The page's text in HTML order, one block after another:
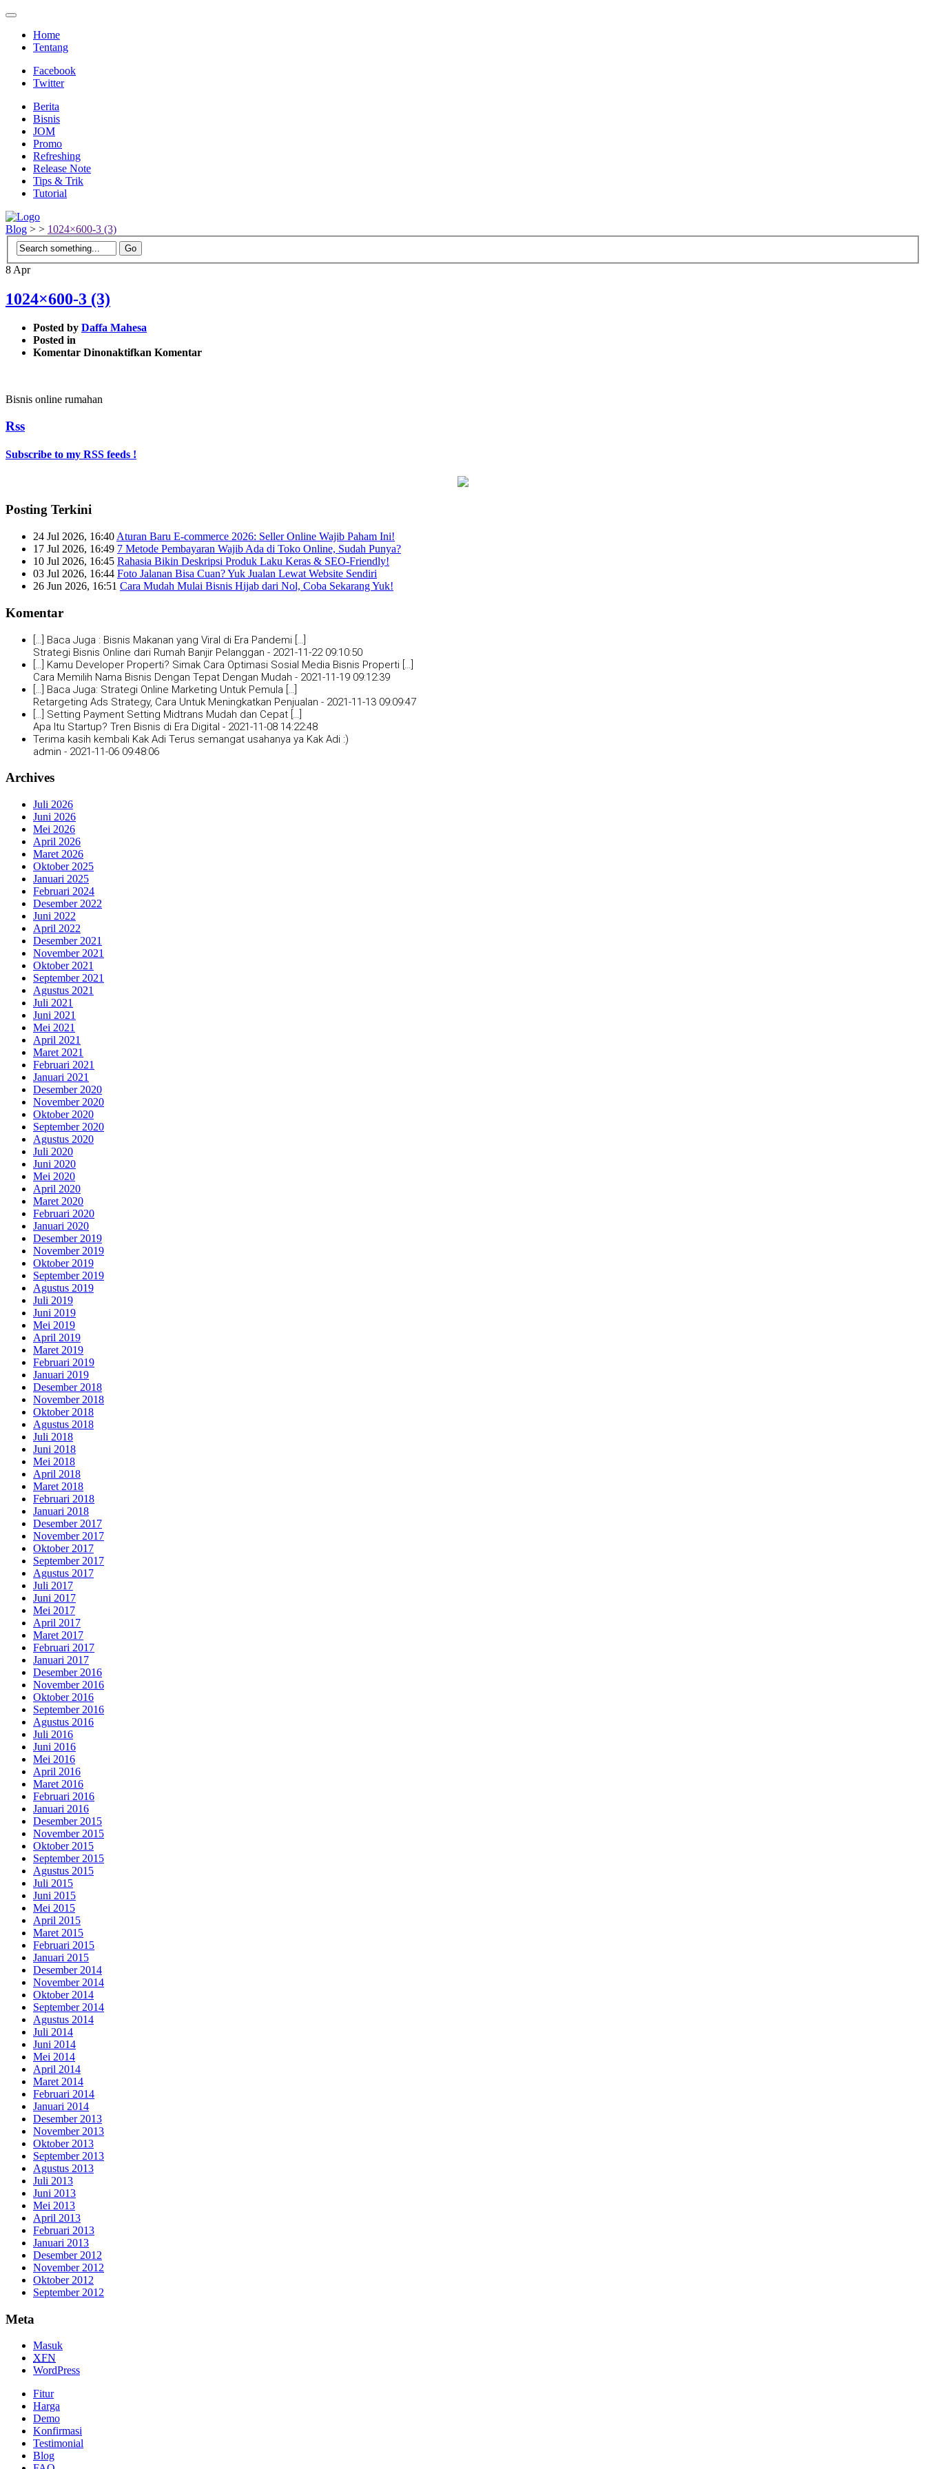
Home
Tentang
Facebook
Twitter
Berita
Bisnis
JOM
Promo
Refreshing
Release Note
Tips & Trik
Tutorial
Blog > > 1024×600-3 (3)
8 Apr
1024×600-3 (3)
Posted by Daffa Mahesa
Posted in
Komentar Dinonaktifkan pada
Komentar
Bisnis online rumahan
Rss
Subscribe to my RSS feeds !
Posting Terkini
24 Jul 2026, 16:40 Aturan Baru E-commerce 2026: Seller Online Wajib Paham Ini!
17 Jul 2026, 16:49 7 Metode Pembayaran Wajib Ada di Toko Online, Sudah Punya?
10 Jul 2026, 16:45 Rahasia Bikin Deskripsi Produk Laku Keras & SEO-Friendly!
03 Jul 2026, 16:44 Foto Jalanan Bisa Cuan? Yuk Jualan Lewat Website Sendiri
26 Jun 2026, 16:51 Cara Mudah Mulai Bisnis Hijab dari Nol, Coba Sekarang Yuk!
Komentar
[…] Baca Juga : Bisnis Makanan yang Viral di Era Pandemi […]
Strategi Bisnis Online dari Rumah Banjir Pelanggan - 2021-11-22 09:10:50
[…] Kamu Developer Properti? Simak Cara Optimasi Sosial Media Bisnis Properti […]
Cara Memilih Nama Bisnis Dengan Tepat Dengan Mudah - 2021-11-19 09:12:39
[…] Baca Juga: Strategi Online Marketing Untuk Pemula […]
Retargeting Ads Strategy, Cara Untuk Meningkatkan Penjualan - 2021-11-13 09:09:47
[…] Setting Payment Setting Midtrans Mudah dan Cepat […]
Apa Itu Startup? Tren Bisnis di Era Digital - 2021-11-08 14:22:48
Terima kasih kembali Kak Adi Terus semangat usahanya ya Kak Adi :)
admin - 2021-11-06 09:48:06
Archives
Juli 2026
Juni 2026
Mei 2026
April 2026
Maret 2026
Oktober 2025
Januari 2025
Februari 2024
Desember 2022
Juni 2022
April 2022
Desember 2021
November 2021
Oktober 2021
September 2021
Agustus 2021
Juli 2021
Juni 2021
Mei 2021
April 2021
Maret 2021
Februari 2021
Januari 2021
Desember 2020
November 2020
Oktober 2020
September 2020
Agustus 2020
Juli 2020
Juni 2020
Mei 2020
April 2020
Maret 2020
Februari 2020
Januari 2020
Desember 2019
November 2019
Oktober 2019
September 2019
Agustus 2019
Juli 2019
Juni 2019
Mei 2019
April 2019
Maret 2019
Februari 2019
Januari 2019
Desember 2018
November 2018
Oktober 2018
Agustus 2018
Juli 2018
Juni 2018
Mei 2018
April 2018
Maret 2018
Februari 2018
Januari 2018
Desember 2017
November 2017
Oktober 2017
September 2017
Agustus 2017
Juli 2017
Juni 2017
Mei 2017
April 2017
Maret 2017
Februari 2017
Januari 2017
Desember 2016
November 2016
Oktober 2016
September 2016
Agustus 2016
Juli 2016
Juni 2016
Mei 2016
April 2016
Maret 2016
Februari 2016
Januari 2016
Desember 2015
November 2015
Oktober 2015
September 2015
Agustus 2015
Juli 2015
Juni 2015
Mei 2015
April 2015
Maret 2015
Februari 2015
Januari 2015
Desember 2014
November 2014
Oktober 2014
September 2014
Agustus 2014
Juli 2014
Juni 2014
Mei 2014
April 2014
Maret 2014
Februari 2014
Januari 2014
Desember 2013
November 2013
Oktober 2013
September 2013
Agustus 2013
Juli 2013
Juni 2013
Mei 2013
April 2013
Februari 2013
Januari 2013
Desember 2012
November 2012
Oktober 2012
September 2012
Meta
Masuk
XFN
WordPress
Fitur
Harga
Demo
Konfirmasi
Testimonial
Blog